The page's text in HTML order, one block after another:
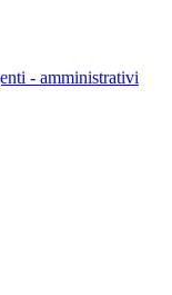
- amministrativi